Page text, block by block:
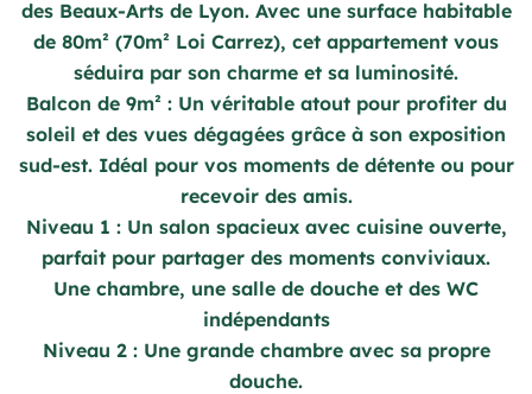
des Beaux-Arts de Lyon. Avec une surface habitable
de 80m² (70m² Loi Carrez), cet appartement vous
séduira par son charme et sa luminosité.
Balcon de 9m² : Un véritable atout pour profiter du
soleil et des vues dégagées grâce à son exposition
sud-est. Idéal pour vos moments de détente ou pour
recevoir des amis.
Niveau 1 : Un salon spacieux avec cuisine ouverte,
parfait pour partager des moments conviviaux.
Une chambre, une salle de douche et des WC
indépendants
Niveau 2 : Une grande chambre avec sa propre
douche.